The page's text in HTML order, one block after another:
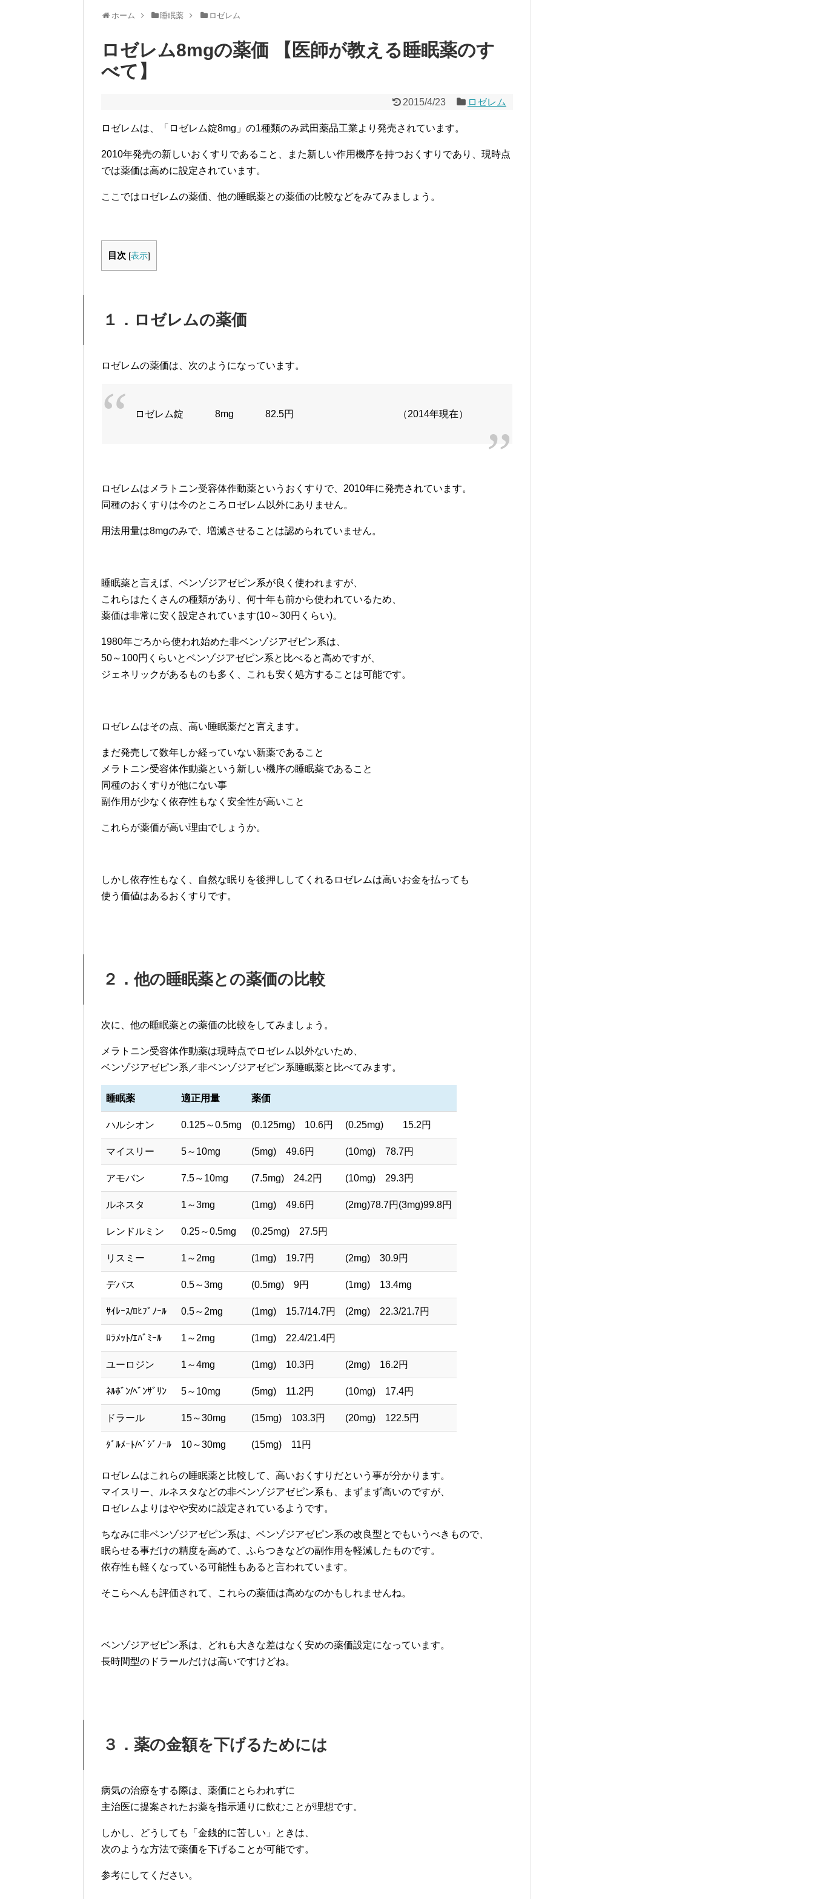
ホーム 睡眠薬 ロゼレム
ロゼレム8mgの薬価 【医師が教える睡眠薬のす
べて】
2015/4/23 ロゼレム
ロゼレムは、「ロゼレム錠8mg」の1種類のみ武田薬品工業より 発売されています。
2010年発売の新しいおくすりであること、また新しい作用機序を持つおくすりであり、現時点
では薬価は高めに設定されています。
ここではロゼレムの薬価、他の睡眠薬との薬価の比較などをみてみましょう。
目次 [表示]
１．ロゼレムの薬価
ロゼレムの薬価は、次のようになっています。
ロゼレム錠 8mg 82.5円 （2014年現在）
ロゼレムはメラトニン受容体作動薬というおくすりで、2010年に発売されています。
同種のおくすりは今のところロゼレム以外にありません。
用法用量は8mgのみで、増減させることは認められていません。
睡眠薬と言えば、ベンゾジアゼピン系が良く使われますが、
これらはたくさんの種類があり、何十年も前から使われているため、
薬価は非常に安く設定されています(10～30円くらい)。
1980年ごろから使われ始めた非ベンゾジアゼピン系は、
50～100円くらいとベンゾジアゼピン系と比べると高めですが、
ジェネリックがあるものも多く、これも安く処方することは可能です。
ロゼレムはその点、高い睡眠薬だと言えます。
まだ発売して数年しか経っていない新薬であること
メラトニン受容体作動薬という新しい機序の睡眠薬であること
同種のおくすりが他にない事
副作用が少なく依存性もなく安全性が高いこと
これらが薬価が高い理由でしょうか。
しかし依存性もなく、自然な眠りを後押ししてくれるロゼレムは高いお金を払っても
使う価値はあるおくすりです。
２．他の睡眠薬との薬価の比較
次に、他の睡眠薬との薬価の比較をしてみましょう。
メラトニン受容体作動薬は現時点でロゼレム以外ないため、
ベンゾジアゼピン系／非ベンゾジアゼピン系睡眠薬と比べてみます。
睡眠薬 適正用量 薬価
ハルシオン 0.125～0.5mg (0.125mg) 10.6円 (0.25mg) 15.2円
マイスリー 5～10mg (5mg) 49.6円 (10mg) 78.7円
アモバン 7.5～10mg (7.5mg) 24.2円 (10mg) 29.3円
ルネスタ 1～3mg (1mg) 49.6円 (2mg)78.7円(3mg)99.8円
レンドルミン 0.25～0.5mg (0.25mg) 27.5円
リスミー 1～2mg (1mg) 19.7円 (2mg) 30.9円
デパス 0.5～3mg (0.5mg) 9円 (1mg) 13.4mg
ｻｲﾚｰｽ/ﾛﾋﾌﾟﾉｰﾙ 0.5～2mg (1mg) 15.7/14.7円 (2mg) 22.3/21.7円
ﾛﾗﾒｯﾄ/ｴﾊﾞﾐｰﾙ 1～2mg (1mg) 22.4/21.4円
ユーロジン 1～4mg (1mg) 10.3円 (2mg) 16.2円
ﾈﾙﾎﾞﾝ/ﾍﾞﾝｻﾞﾘﾝ 5～10mg (5mg) 11.2円 (10mg) 17.4円
ドラール 15～30mg (15mg) 103.3円 (20mg) 122.5円
ﾀﾞﾙﾒｰﾄ/ﾍﾞｼﾞﾉｰﾙ 10～30mg (15mg) 11円
ロゼレムはこれらの睡眠薬と比較して、高いおくすりだという事が分かります。
マイスリー、ルネスタなどの非ベンゾジアゼピン系も、まずまず高いのですが、
ロゼレムよりはやや安めに設定されているようです。
ちなみに非ベンゾジアゼピン系は、ベンゾジアゼピン系の改良型とでもいうべきもので、
眠らせる事だけの精度を高めて、ふらつきなどの副作用を軽減したものです。
依存性も軽くなっている可能性もあると言われています。
そこらへんも評価されて、これらの薬価は高めなのかもしれませんね。
ベンゾジアゼピン系は、どれも大きな差はなく安めの薬価設定になっています。
長時間型のドラールだけは高いですけどね。
３．薬の金額を下げるためには
病気の治療をする際は、薬価にとらわれずに
主治医に提案されたお薬を指示通りに飲むことが理想です。
しかし、どうしても「金銭的に苦しい」ときは、
次のような方法で薬価を下げることが可能です。
参考にしてください。